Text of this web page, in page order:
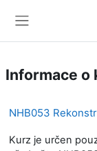
Informace o
NHB053
Kurz je určen